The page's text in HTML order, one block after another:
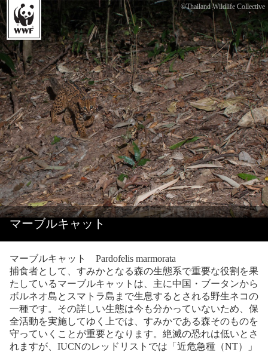
マーブルキャット
©Thailand Wildlife Collective
マーブルキャット Pardofelis marmorata
捕食者として、すみかとなる森の生態系で重要な役割を果
たしているマーブルキャットは、主に中国・ブータンから
ボルネオ島とスマトラ島まで生息するとされる野生ネコの
一種です。その詳しい生態は今も分かっていないため、保
全活動を実施してゆく上では、すみかである森そのものを
守っていくことが重要となります。絶滅の恐れは低いとさ
れますが、IUCNのレッドリストでは「近危急種（NT）」